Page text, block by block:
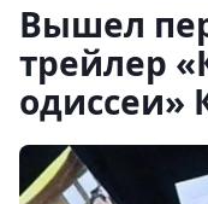
Вышел
трейлер
одиссеи»